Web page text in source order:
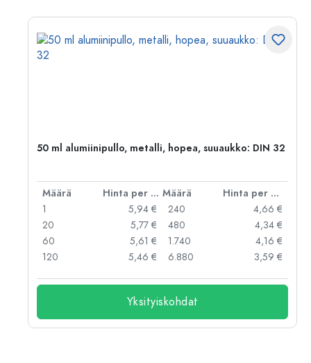
50 ml alumiinipullo, metalli, hopea, suuaukko: DIN 32
Määrä Hinta per kpl Määrä
Hinta per kpl
1
5,94 €
20
5,77 €
60
5,61 €
120
5,46 €
240
4,66 €
480
4,34 €
1.740
4,16 €
6.880
3,59 €
Yksityiskohdat